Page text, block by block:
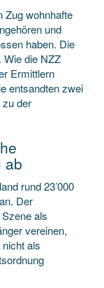
Zug wohnhafte
und
haben. Die
Wie die NZZ
Ermittlern
entsandten zwei
der
ab
rund 23’000
Der
als
vereinen,
als